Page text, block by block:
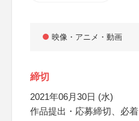
映像・アニメ・動画
締切
2021年06月30日 (水)
作品提出・応募締切、必着